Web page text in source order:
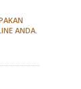
ANDA.